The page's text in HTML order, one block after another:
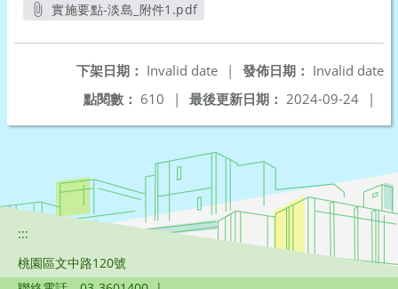
實施要點-淡島_附件1.pdf
發佈日期： Invalid date
下架日期： Invalid date
|
最後更新日期： 2024-09-24 |
點閱數： 610 |
:::
桃園區文中路120號